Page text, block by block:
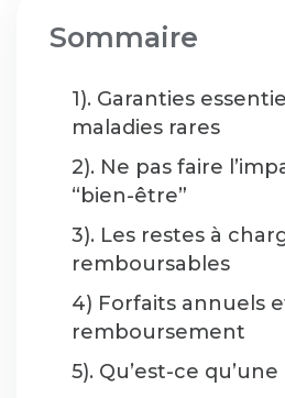
Sommaire
1). Garanties
maladies rares
2). Ne pas faire
“bien-être”
3). Les restes à
remboursables
4) Forfaits annuels
remboursement
5). Qu’est-ce